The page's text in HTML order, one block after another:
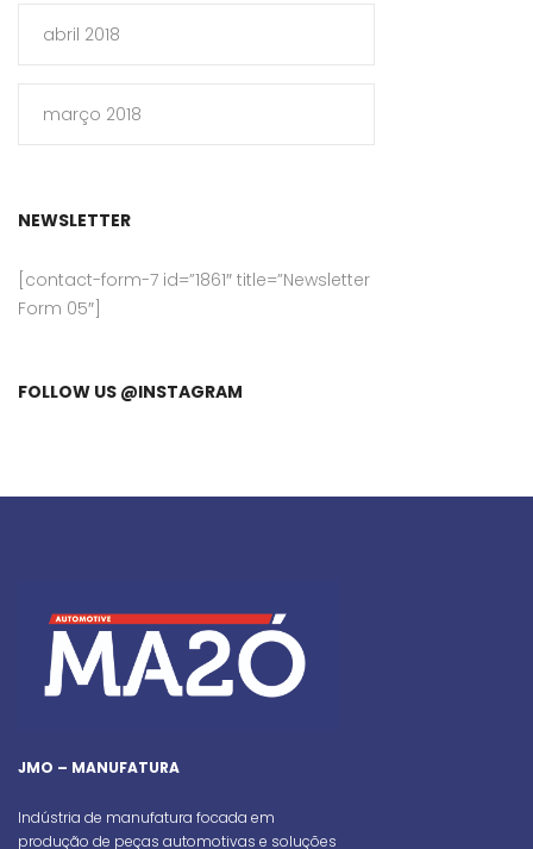
abril 2018
março 2018
NEWSLETTER
[contact-form-7 id=”1861″ title=”Newsletter
Form 05″]
FOLLOW US @INSTAGRAM
JMO – MANUFATURA
Indústria de manufatura focada em
produção de peças automotivas e soluções